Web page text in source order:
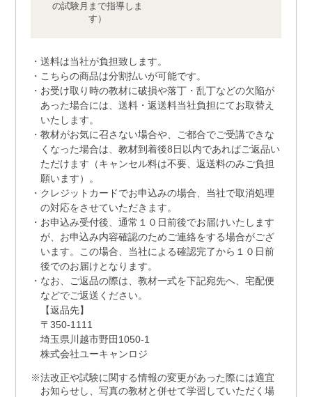
の試験月まで指導しま
す）
送料は当社が負担致します。
こちらの商品は分割払いが可能です。
お受け取り時の教材に破損や落丁・乱丁などの欠陥が
あった場合には、送料・返送料当社負担にてお取替え
いたします。
教材がお気に召さない場合や、ご都合でご受講できな
くなった場合は、教材到着後8日以内であればご返品い
ただけます（キャンセル料は不要、返送料のみご負担
願います）。
クレジットカードでお申込みの場合、当社で取消処理
の対応をさせていただきます。
お申込み受付後、通常１０日前後でお届けいたします
が、お申込み内容確認のためご連絡をする場合がござ
います。この場合、当社による確認完了から１０日前
後でのお届けとなります。
なお、ご返品の際は、教材一式を下記宛先へ、宅配便
などでご返送ください。
【返品先】
〒350-1111
埼玉県川越市野田1050-1
株式会社ユーキャンロジ
法改正や試験に関する情報の変更があった際には適宜
お知らせし、写真の教材と併せて学習していただく場